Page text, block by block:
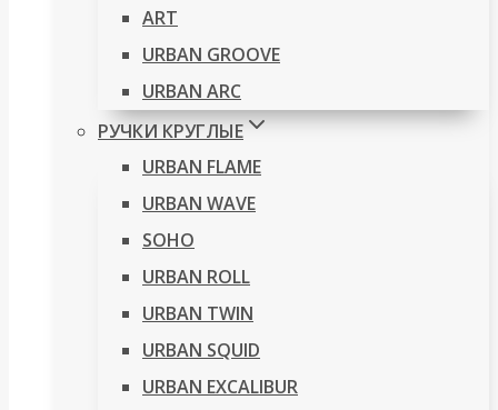
ART
URBAN GROOVE
URBAN ARC
РУЧКИ КРУГЛЫЕ
URBAN FLAME
URBAN WAVE
SOHO
URBAN ROLL
URBAN TWIN
URBAN SQUID
URBAN EXCALIBUR